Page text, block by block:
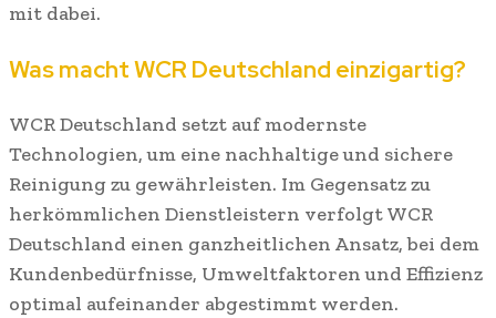
mit dabei.
Was macht WCR Deutschland einzigartig?
WCR Deutschland setzt auf modernste
Technologien, um eine nachhaltige und sichere
Reinigung zu gewährleisten. Im Gegensatz zu
herkömmlichen Dienstleistern verfolgt WCR
Deutschland einen ganzheitlichen Ansatz, bei dem
Kundenbedürfnisse, Umweltfaktoren und Effizienz
optimal aufeinander abgestimmt werden.